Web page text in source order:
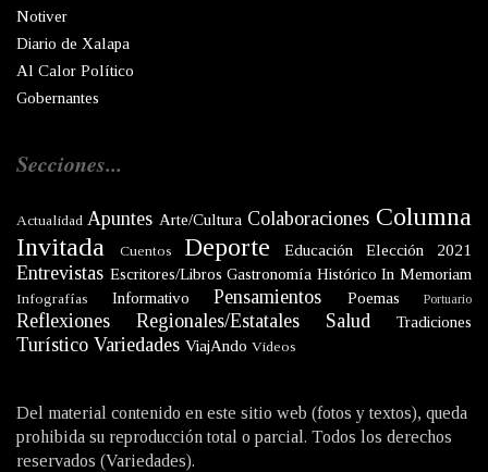
Notiver
Diario de Xalapa
Al Calor Político
Gobernantes
Secciones...
Actualidad Apuntes Arte/Cultura Colaboraciones Columna
Invitada
Cuentos Deporte Educación Elección 2021
Entrevistas Escritores/Libros Gastronomía Histórico In Memoriam
Infografías Informativo Pensamientos Poemas Portuario
Reflexiones Regionales/Estatales Salud Tradiciones
Turístico Variedades ViajAndo Videos
Del material contenido en este sitio web (fotos y textos), queda
prohibida su reproducción total o parcial. Todos los derechos
reservados (Variedades).